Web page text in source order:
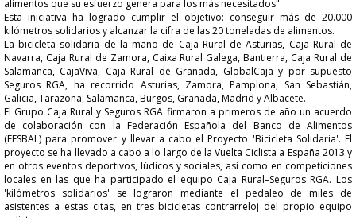
alimentos que su esfuerzo genera para los más necesitados".
Esta iniciativa ha logrado cumplir el objetivo: conseguir más de 20.000
kilómetros solidarios y alcanzar la cifra de las 20 toneladas de alimentos.
La bicicleta solidaria de la mano de Caja Rural de Asturias, Caja Rural de
Navarra, Caja Rural de Zamora, Caixa Rural Galega, Bantierra, Caja Rural de
Salamanca, CajaViva, Caja Rural de Granada, GlobalCaja y por supuesto
Seguros RGA, ha recorrido Asturias, Zamora, Pamplona, San Sebastián,
Galicia, Tarazona, Salamanca, Burgos, Granada, Madrid y Albacete.
El Grupo Caja Rural y Seguros RGA firmaron a primeros de año un acuerdo
de colaboración con la Federación Española del Banco de Alimentos
(FESBAL) para promover y llevar a cabo el Proyecto 'Bicicleta Solidaria'. El
proyecto se ha llevado a cabo a lo largo de la Vuelta Ciclista a España 2013 y
en otros eventos deportivos, lúdicos y sociales, así como en competiciones
locales en las que ha participado el equipo Caja Rural–Seguros RGA. Los
'kilómetros solidarios' se lograron mediante el pedaleo de miles de
asistentes a estas citas, en tres bicicletas contrarreloj del propio equipo